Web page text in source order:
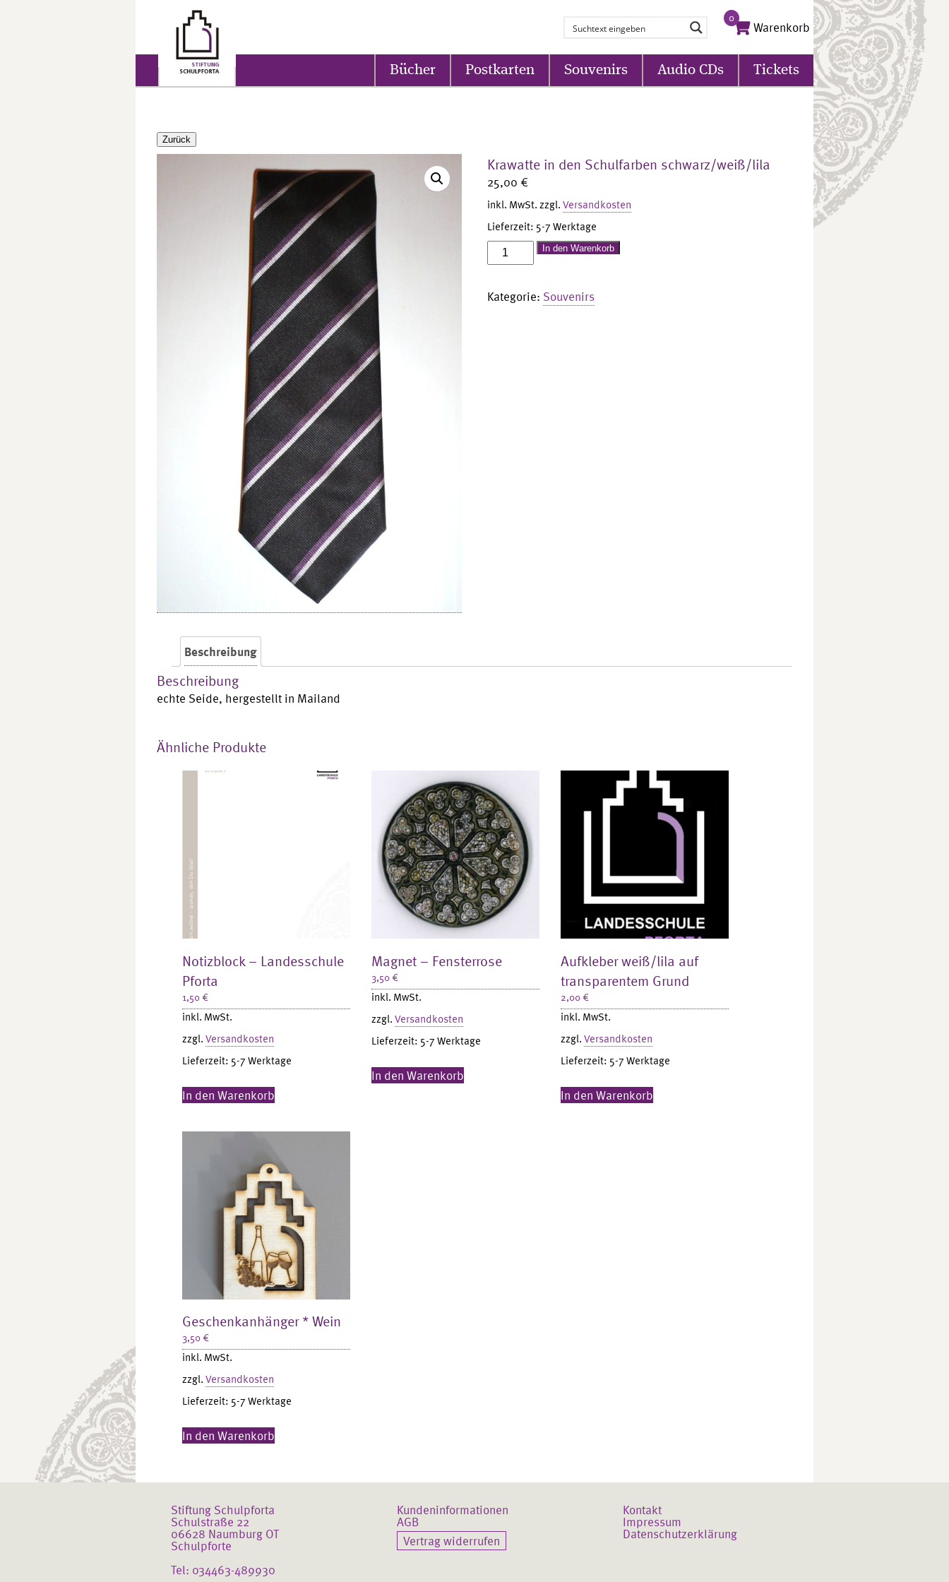
0
Warenkorb
Bücher Postkarten Souvenirs Audio CDs Tickets
Zurück
Krawatte in den Schulfarben schwarz/weiß/lila
25,00 €
inkl. MwSt.zzgl.Versandkosten
Lieferzeit: 5-7 Werktage
Krawatte
in
Schulfarben
In den Warenkorb
Kategorie: Souvenirs
Beschreibung
Beschreibung
echte Seide, hergestellt in Mailand
Ähnliche Produkte
Notizblock – Landesschule
Pforta
1,50€
inkl. MwSt.
zzgl.Versandkosten
Lieferzeit: 5-7 Werktage
In den Warenkorb
Magnet – Fensterrose
3,50€
inkl. MwSt.
zzgl.Versandkosten
Lieferzeit: 5-7 Werktage
In den Warenkorb
Aufkleber weiß/lila auf
transparentem Grund
2,00€
inkl. MwSt.
zzgl.Versandkosten
Lieferzeit: 5-7 Werktage
In den Warenkorb
Geschenkanhänger * Wein
3,50€
inkl. MwSt.
zzgl.Versandkosten
Lieferzeit: 5-7 Werktage
In den Warenkorb
Stiftung Schulpforta
Schulstraße 22
06628 Naumburg OT
Schulpforte
Tel: 034463-489930
Kundeninformationen
AGB
Vertrag widerrufen
Kontakt
Impressum
Datenschutzerklärung